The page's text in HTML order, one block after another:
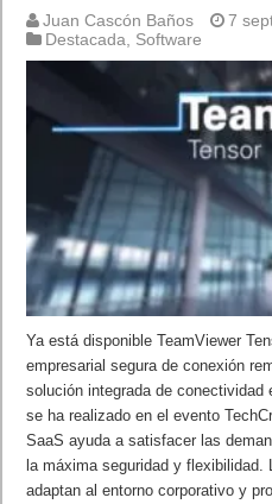
Juan Cascón Baños
7
Destacada
Software
Ya está disponible TeamViewer
empresarial segura de conexión
solución integrada de conectividad
se ha realizado en el evento
SaaS ayuda a satisfacer las
la máxima seguridad y flexibilidad.
adaptan al entorno corporativo y